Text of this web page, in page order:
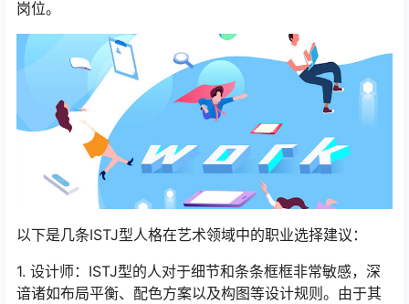
岗位。
以下是几条ISTJ型人格在艺术领域中的职业选择建议：
1. 设计师：ISTJ型的人对于细节和条条框框非常敏感，深
谙诸如布局平衡、配色方案以及构图等设计规则。由于其